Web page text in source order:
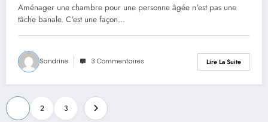
Aménager une chambre pour une personne âgée n'est pas une
tâche banale. C'est une façon…
Sandrine 3 Commentaires Lire La Suite
Pagination
2 3